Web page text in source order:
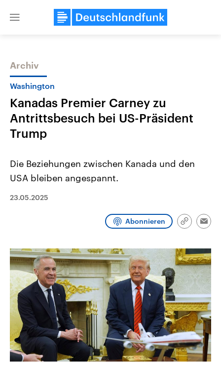
Close
Themen
2026
Sachsen-Anhalt wählt am 6.
Bundesland von einer Koalition aus
und Hintergründe zu den Parteien
und Kandidaten der anstehenden
Wahl.
mit großem Einfluss auf
aktuelle Weltgeschehen.
Sendungen Programm Podcasts
Audio-Archiv
Archiv
Washington
Kanadas Premier Carney zu
Antrittsbesuch bei US-Präsident
Trump
Die Beziehungen zwischen Kanada und den
USA bleiben angespannt.
23.05.2025
Abonnieren
Link